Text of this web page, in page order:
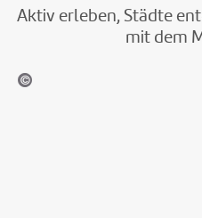
Aktiv erleben, Städte
mit dem
Pfalz Tourismus GmbH